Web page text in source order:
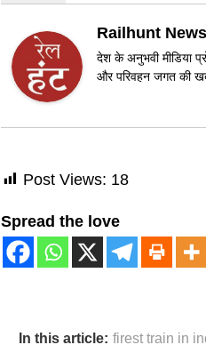
Railhunt
देश के अनुभवी मीडिया
और परिवहन जगत की
Post Views: 18
Spread the love
In this article: firest train in